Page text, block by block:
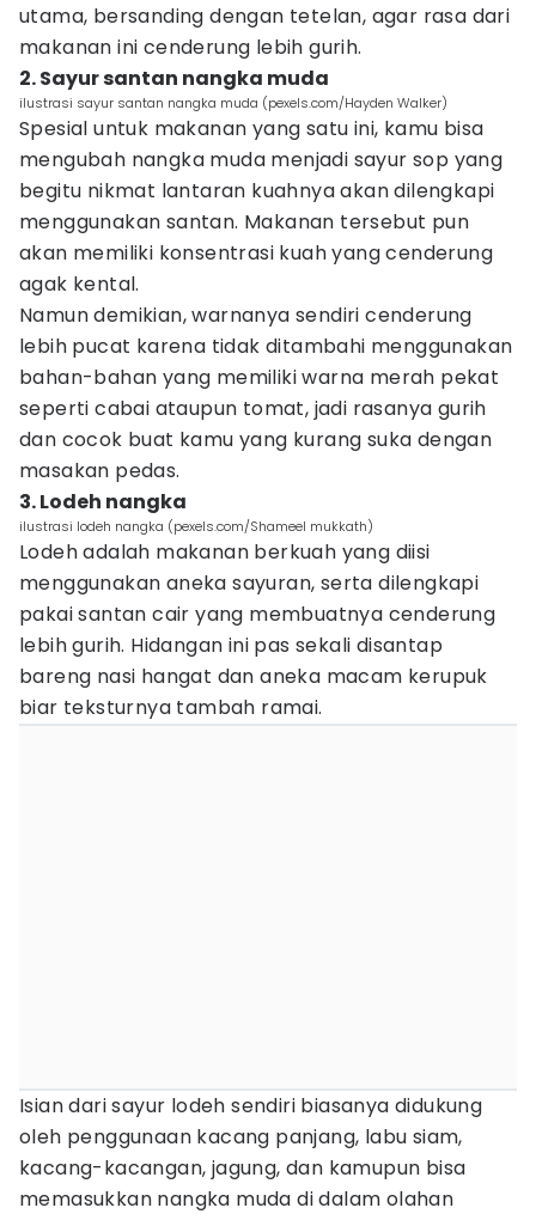
utama, bersanding dengan tetelan, agar rasa dari
makanan ini cenderung lebih gurih.
2. Sayur santan nangka muda
ilustrasi sayur santan nangka muda (pexels.com/Hayden Walker)
Spesial untuk makanan yang satu ini, kamu bisa
mengubah nangka muda menjadi sayur sop yang
begitu nikmat lantaran kuahnya akan dilengkapi
menggunakan santan. Makanan tersebut pun
akan memiliki konsentrasi kuah yang cenderung
agak kental.
Namun demikian, warnanya sendiri cenderung
lebih pucat karena tidak ditambahi menggunakan
bahan-bahan yang memiliki warna merah pekat
seperti cabai ataupun tomat, jadi rasanya gurih
dan cocok buat kamu yang kurang suka dengan
masakan pedas.
3. Lodeh nangka
ilustrasi lodeh nangka (pexels.com/Shameel mukkath)
Lodeh adalah makanan berkuah yang diisi
menggunakan aneka sayuran, serta dilengkapi
pakai santan cair yang membuatnya cenderung
lebih gurih. Hidangan ini pas sekali disantap
bareng nasi hangat dan aneka macam kerupuk
biar teksturnya tambah ramai.
Isian dari sayur lodeh sendiri biasanya didukung
oleh penggunaan kacang panjang, labu siam,
kacang-kacangan, jagung, dan kamupun bisa
memasukkan nangka muda di dalam olahan